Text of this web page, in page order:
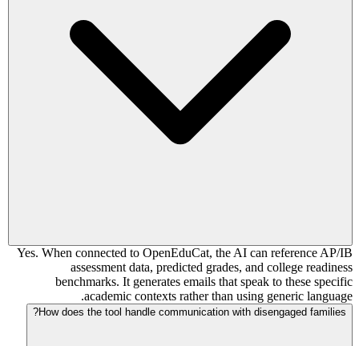
Yes. When connected to OpenEduCat, the AI can reference AP/IB
assessment data, predicted grades, and college readiness
benchmarks. It generates emails that speak to these specific
academic contexts rather than using generic language.
How does the tool handle communication with disengaged families?